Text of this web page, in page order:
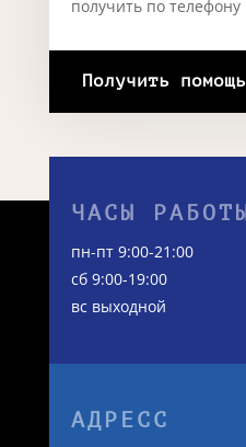
получить по
Получить помощь
ЧАСЫ РАБОТЫ
пн-пт 9:00-21:00
сб 9:00-19:00
вс выходной
АДРЕСС